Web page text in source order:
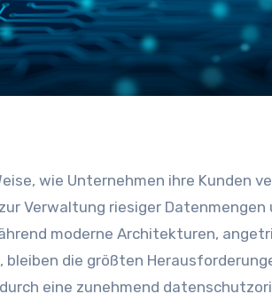
Verwaltung riesiger Datenmengen
moderne Architekturen,
die größten
eine zunehmend